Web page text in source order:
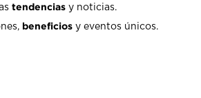
tendencias y noticias.
beneficios y eventos únicos.